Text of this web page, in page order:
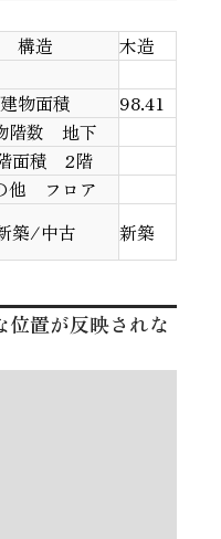
構造
木造
建物面積
98.41
階数 地下
面積 2階
他 フロア
築/中古 新築
置が反映されな